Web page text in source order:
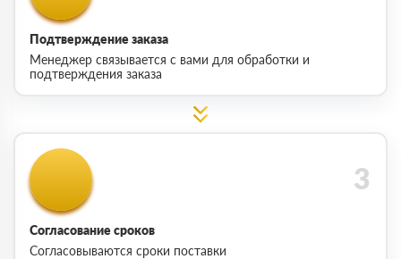
Подтверждение заказа
Менеджер связывается с вами для обработки и
подтверждения заказа
Согласование сроков
Согласовываются сроки поставки